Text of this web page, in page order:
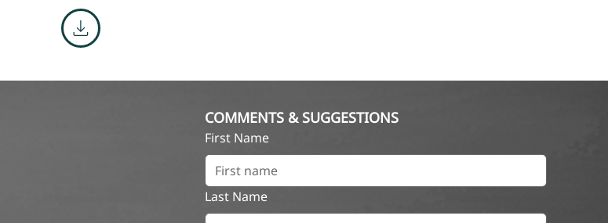
COMMENTS & SUGGESTIONS
First Name
Last Name